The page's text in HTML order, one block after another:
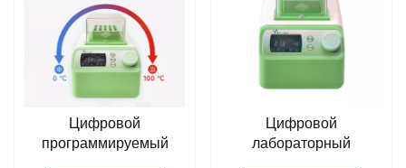
Цифровой
программируемый
Цифровой
лабораторный